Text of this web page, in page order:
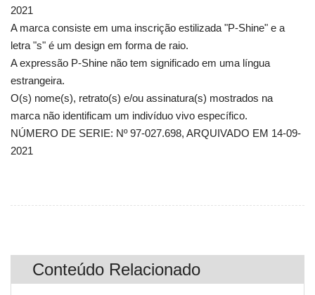
2021
A marca consiste em uma inscrição estilizada "P-Shine" e a
letra "s" é um design em forma de raio.
A expressão P-Shine não tem significado em uma língua
estrangeira.
O(s) nome(s), retrato(s) e/ou assinatura(s) mostrados na
marca não identificam um indivíduo vivo específico.
NÚMERO DE SERIE: Nº 97-027.698, ARQUIVADO EM 14-09-
2021
Conteúdo Relacionado